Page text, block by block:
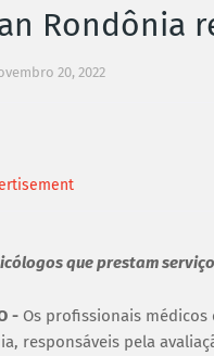
Rondônia
20, 2022
que prestam
- Os profissionais
responsáveis pela